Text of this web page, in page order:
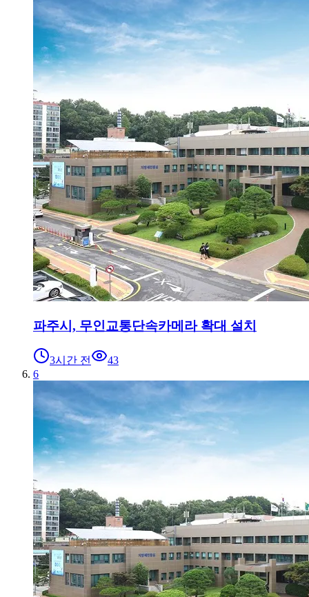
파주시, 무인교통단속카메라 확대 설치
3시간 전
43
6